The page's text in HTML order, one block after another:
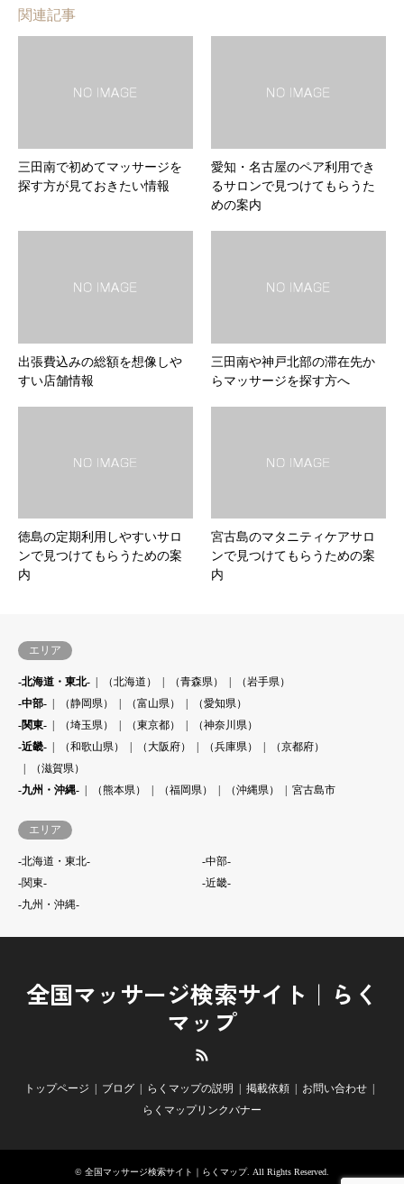
関連記事
三田南で初めてマッサージを
探す方が見ておきたい情報
愛知・名古屋のペア利用でき
るサロンで見つけてもらうた
めの案内
出張費込みの総額を想像しや
すい店舗情報
三田南や神戸北部の滞在先か
らマッサージを探す方へ
徳島の定期利用しやすいサロ
ンで見つけてもらうための案
内
宮古島のマタニティケアサロ
ンで見つけてもらうための案
内
エリア
-北海道・東北- （北海道） （青森県）
（岩手県）
-中部-
（静岡県） （富山県）
（愛知県）
-関東-
（埼玉県） （東京都）
（神奈川県）
-近畿-
（和歌山県） （大阪府） （兵庫県）
（京都府）
（滋賀県）
-九州・沖縄-
（熊本県） （福岡県） （沖縄県） 宮古島市
エリア
-北海道・東北-
-中部-
-関東-
-近畿-
-九州・沖縄-
全国マッサージ検索サイト｜らく
マップ
トップページ ブログ らくマップの説明 掲載依頼
お問い合わせ
らくマップリンクバナー
© 全国マッサージ検索サイト｜らくマップ. All Rights Reserved.